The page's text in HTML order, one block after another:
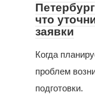
что
заявки
Когда
проблем
подготовки.